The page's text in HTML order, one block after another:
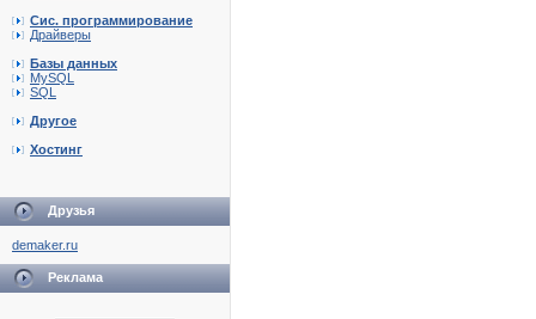
Сис. программирование
Драйверы
Базы данных
MySQL
SQL
Другое
Хостинг
Друзья
demaker.ru
Реклама